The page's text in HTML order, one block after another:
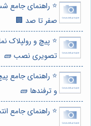
⭐️ راهنمای جامع
صفر تا صد 🏢
⭐️ پیچ و رولپلاک
تصویری نصب 🧱
⭐️ راهنمای جامع
و ترفندها 🧱
⭐️ راهنمای جامع